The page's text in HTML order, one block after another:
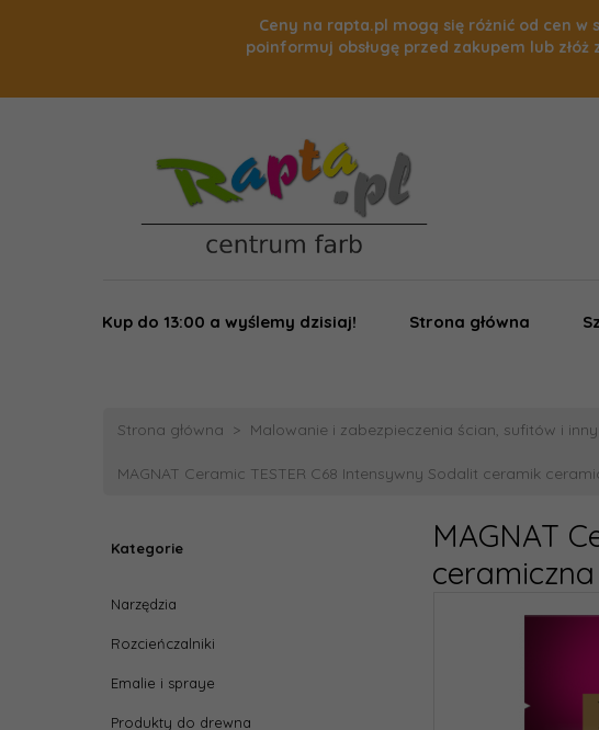
Ceny na rapta.pl mogą się różnić od cen
poinformuj obsługę przed zakupem lub
Kup do 13:00 a wyślemy dzisiaj! Strona główna
Strona główna Malowanie i zabezpieczenia ścian, sufitów i
MAGNAT Ceramic TESTER C68 Intensywny Sodalit ceramik
Kategorie
Narzędzia
Rozcieńczalniki
Emalie i spraye
Produkty do drewna
MAGNAT